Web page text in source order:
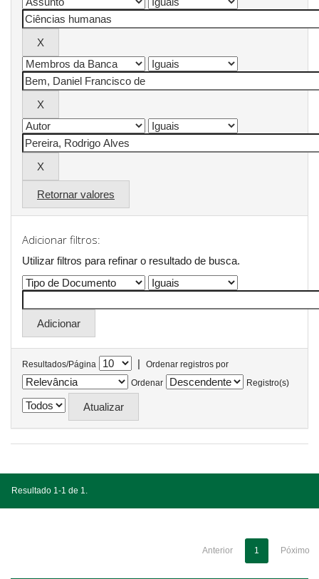
Retornar valores
Adicionar filtros:
Utilizar filtros para refinar o resultado de busca.
Resultados/Página |
Ordenar registros por
Ordenar
Registro(s)
Resultado 1-1 de 1.
Anterior 1 Póximo